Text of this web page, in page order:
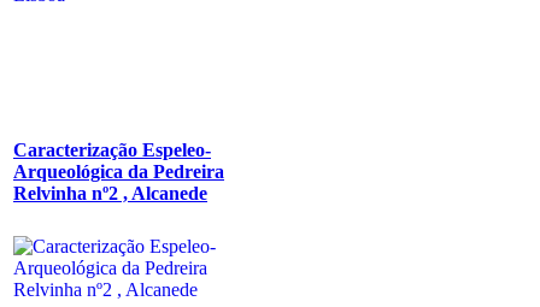
Caracterização Espeleo-
Arqueológica da Pedreira
Relvinha nº2 , Alcanede